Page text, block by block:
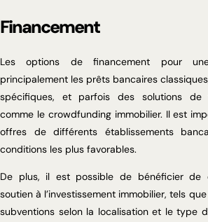
Financement
Les options de financement pour
principalement les prêts bancaires
spécifiques, et parfois des solutions de
comme le crowdfunding immobilier. Il est
offres de différents établissements
conditions les plus favorables.
De plus, il est possible de bénéficier de
soutien à l’investissement immobilier, tels
subventions selon la localisation et le type